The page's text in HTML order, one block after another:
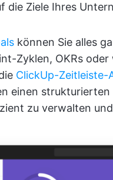
die Ziele Ihres
können Sie alles
Zyklen, OKRs
ClickUp-Zeitleiste-
einen
zu verwalten